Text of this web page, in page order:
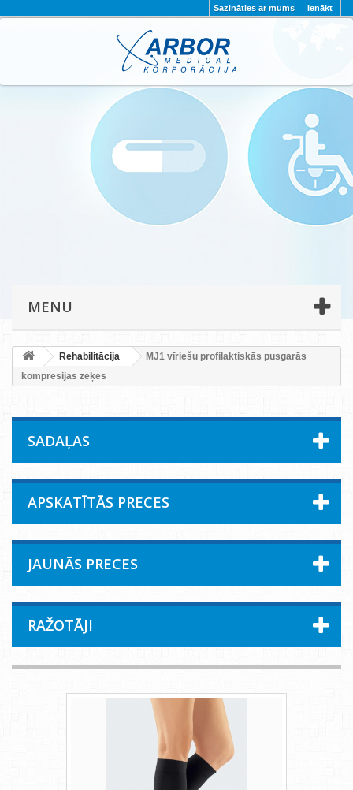
Ienākt
Sazināties ar mums
PAR MUMS PROJEKTI
KONTAKTI
PRIVĀTUMA POLITIKA
MENU
Rehabilitācija
MJ1 vīriešu profilaktiskās pusgarās
kompresijas zeķes
SADAĻAS
APSKATĪTĀS PRECES
JAUNĀS PRECES
RAŽOTĀJI